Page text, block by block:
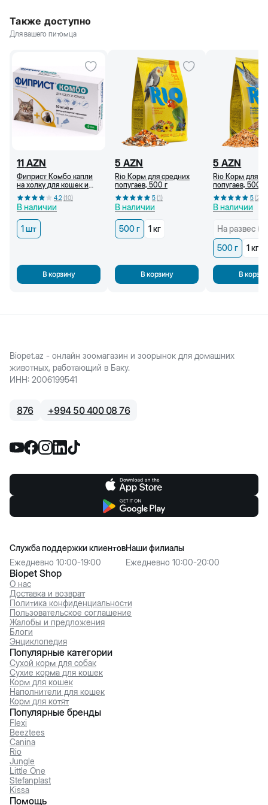
Также доступно
Для вашего питомца
11 AZN
Фиприст Комбо капли
на холку для кошек и
грызунов раствор для
наружного применения
4.2(10)
В наличии
1 шт
В корзину
5 AZN
Rio Корм для средних
попугаев, 500 г
5(1)
В наличии
500 г 1 кг
В корзину
5 AZN
Rio Корм для
попугаев, 500 г
5(2
В наличии
На развес
500 г
1 кг
В
Biopet.az - онлайн зоомагазин и зоорынок для домашних
животных, работающий в Баку.
ИНН: 2006199541
876 +994 50 400 08 76
Biopet Shop
О нас
Доставка и возврат
Политика конфиденциальности
Пользовательское соглашение
Жалобы и предложения
Блоги
Энциклопедия
Служба поддержки клиентов
Ежедневно 10:00-19:00
Наши филиалы
Ежедневно 10:00-20:00
Популярные категории
Сухой корм для собак
Сухие корма для кошек
Корм для кошек
Наполнители для кошек
Корм для котят
Популярные бренды
Flexi
Beeztees
Canina
Rio
Jungle
Little One
Stefanplast
Kissa
Помощь